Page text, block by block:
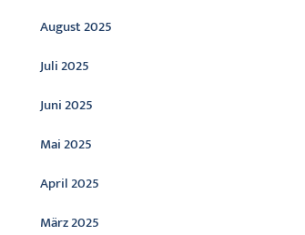
August 2025
Juli 2025
Juni 2025
Mai 2025
April 2025
März 2025